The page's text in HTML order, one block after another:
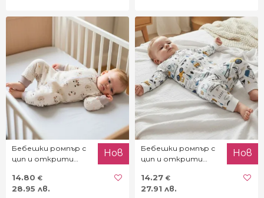
Бебешки ромпър с
цип и открити
Нов
14.80 €
28.95 лв.
Бебешки ромпър с
цип и открити
Нов
14.27 €
27.91 лв.